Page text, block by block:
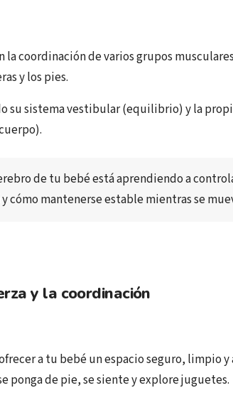
la coordinación de varios grupos
y los pies.
su sistema vestibular (equilibrio) y la
de tu bebé está aprendiendo a
cómo mantenerse estable mientras se
y la coordinación
a tu bebé un espacio seguro, limpio
ponga de pie, se siente y explore juguetes.